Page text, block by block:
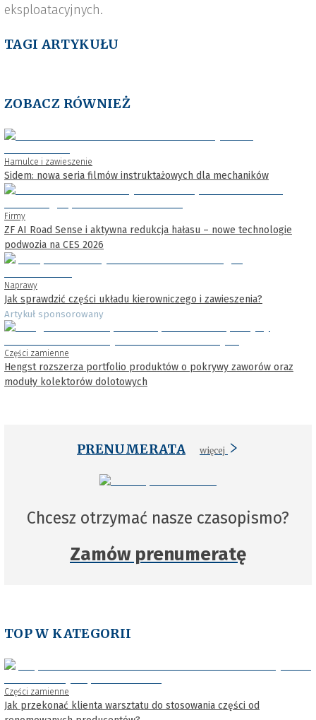
eksploatacyjnych.
TAGI ARTYKUŁU
ZOBACZ RÓWNIEŻ
Hamulce i zawieszenie
Sidem: nowa seria filmów instruktażowych dla mechaników
Firmy
ZF AI Road Sense i aktywna redukcja hałasu – nowe technologie
podwozia na CES 2026
Naprawy
Jak sprawdzić części układu kierowniczego i zawieszenia?
Artykuł sponsorowany
Części zamienne
Hengst rozszerza portfolio produktów o pokrywy zaworów oraz
moduły kolektorów dolotowych
PRENUMERATA więcej
Chcesz otrzymać nasze czasopismo?
Zamów prenumeratę
TOP W KATEGORII
Części zamienne
Jak przekonać klienta warsztatu do stosowania części od